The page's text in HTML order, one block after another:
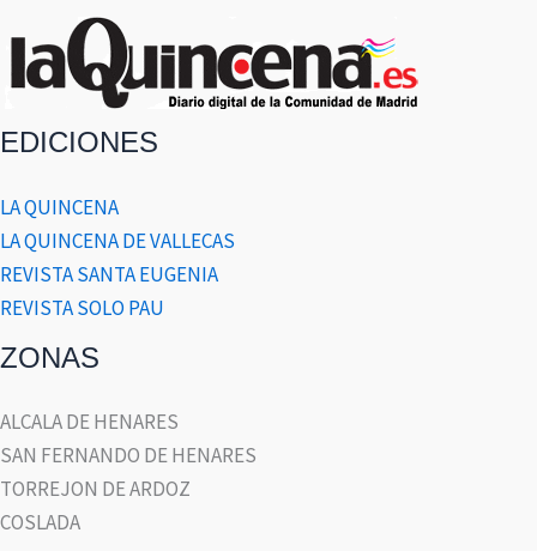
EDICIONES
LA QUINCENA
LA QUINCENA DE VALLECAS
REVISTA SANTA EUGENIA
REVISTA SOLO PAU
ZONAS
ALCALA DE HENARES
SAN FERNANDO DE HENARES
TORREJON DE ARDOZ
COSLADA